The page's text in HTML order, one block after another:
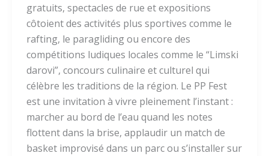
gratuits, spectacles de rue et expositions
côtoient des activités plus sportives comme le
rafting, le paragliding ou encore des
compétitions ludiques locales comme le “Limski
darovi”, concours culinaire et culturel qui
célèbre les traditions de la région. Le PP Fest
est une invitation à vivre pleinement l’instant :
marcher au bord de l’eau quand les notes
flottent dans la brise, applaudir un match de
basket improvisé dans un parc ou s’installer sur